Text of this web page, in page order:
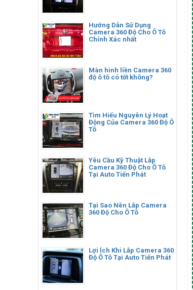
Hướng Dẫn Sử Dụng
Camera 360 Độ Cho Ô Tô
Chính Xác nhất
Màn hình liền Camera 360
độ ô tô có tốt không?
Tìm Hiểu Nguyên Lý Hoạt
Động Của Camera 360 Độ Ô
Tô
Yêu Cầu Kỹ Thuật Lắp
Camera 360 Độ Cho Ô Tô
Tại Auto Tiến Phát
Tại Sao Nên Lắp Camera
360 Độ Cho Ô Tô
Lợi Ích Khi Lắp Camera 360
Độ Ô Tô Tại Auto Tiến Phát